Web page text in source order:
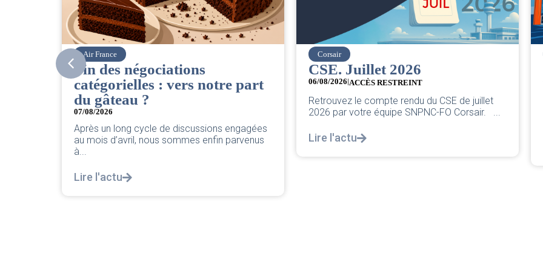
Corsair
CSE. Juillet 2026
06/08/2026|ACCÈS RESTREINT
Retrouvez le compte rendu du CSE de juillet
2026 par votre équipe SNPNC-FO Corsair. ...
Lire l'actu
easyJet
Grève chez easyJet
05/08/2026
Chers collègues, La direction vient de sortir sa
classique pleurnicherie corporate. On va la